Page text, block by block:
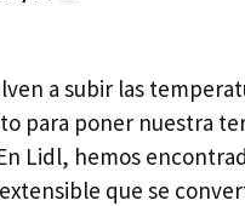
a subir las
para poner nuestra
Lidl, hemos
que se